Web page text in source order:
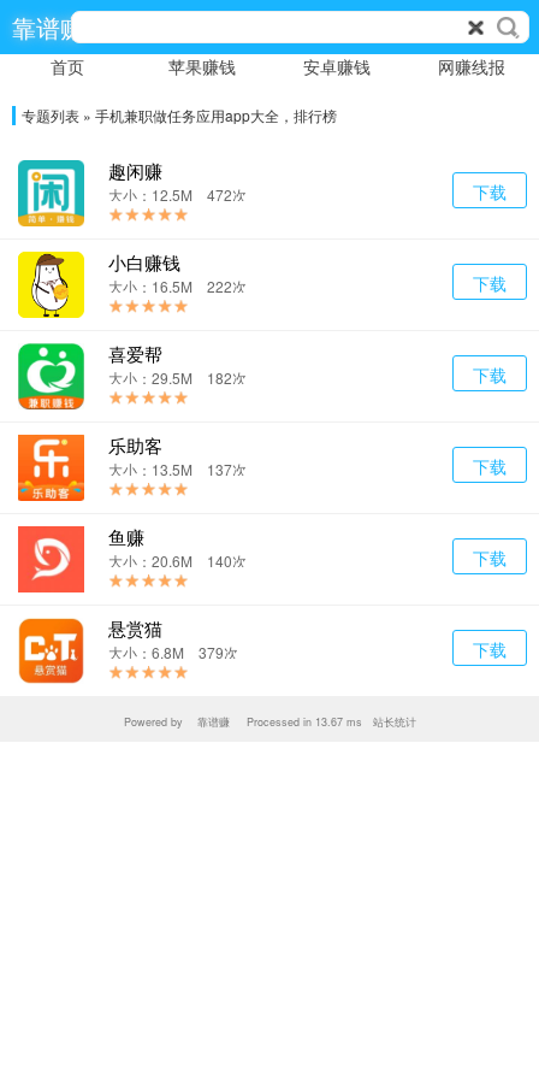
靠谱赚
首页 苹果赚钱 安卓赚钱 网赚线报
专题列表 » 手机兼职做任务应用app大全，排行榜
下载
趣闲赚
大小：12.5M 472次
下载
小白赚钱
大小：16.5M 222次
下载
喜爱帮
大小：29.5M 182次
下载
乐助客
大小：13.5M 137次
下载
鱼赚
大小：20.6M 140次
下载
悬赏猫
大小：6.8M 379次
Powered by 靠谱赚 Processed in 13.67 ms 站长统计